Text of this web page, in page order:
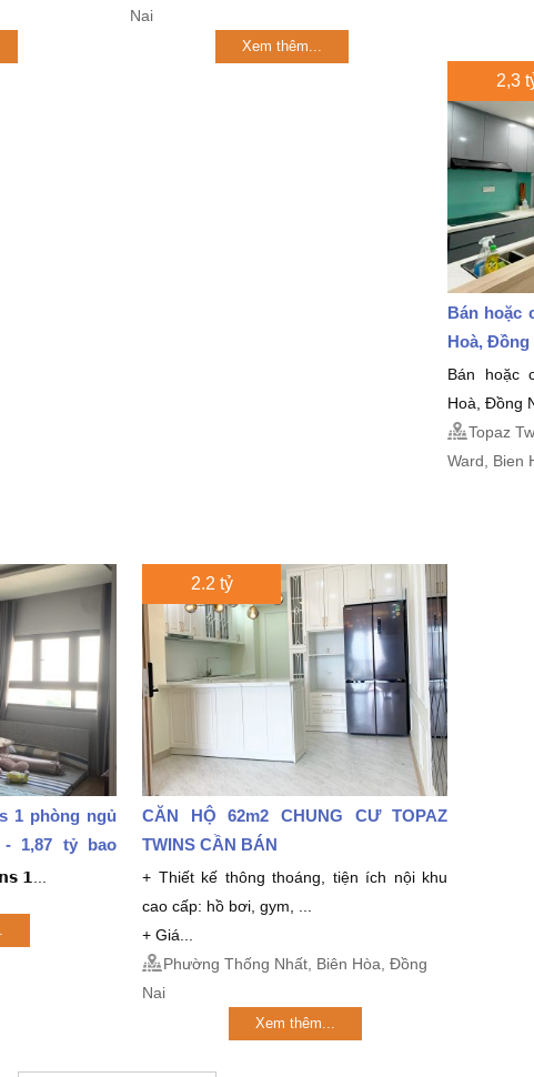
Nai
Xem thêm...
2,3
Bán hoặc
Hoà, Đồng
Bán hoặc
Hoà, Đồng
Topaz
Ward, Bien
1 phòng ngủ
1,87 tỷ bao
𝟭...
2.2 tỷ
CĂN HỘ 62m2 CHUNG CƯ TOPAZ
TWINS CẦN BÁN
+ Thiết kế thông thoáng, tiện ích nội khu
cao cấp: hồ bơi, gym, ...
+ Giá...
Phường Thống Nhất, Biên Hòa, Đồng
Nai
Xem thêm...